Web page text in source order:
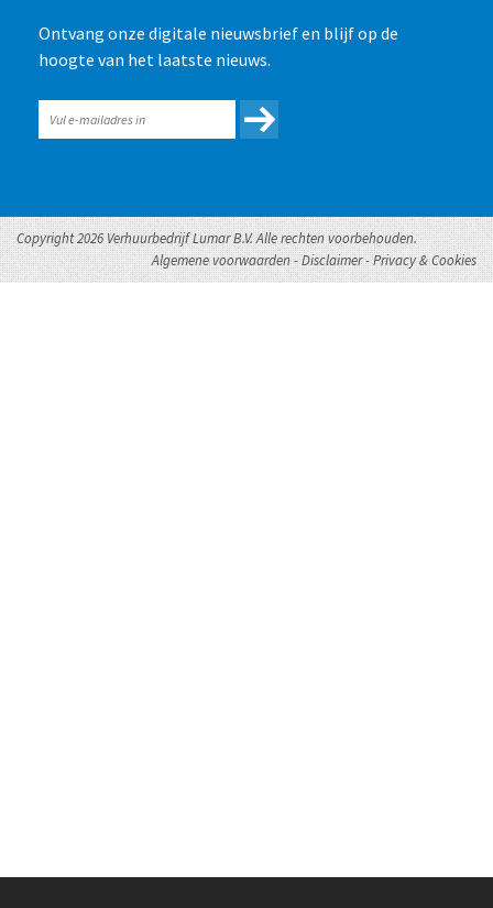
Ontvang onze digitale nieuwsbrief en blijf op de
hoogte van het laatste nieuws.
Copyright 2026 Verhuurbedrijf Lumar B.V. Alle rechten voorbehouden.
Algemene voorwaarden-Disclaimer-Privacy & Cookies